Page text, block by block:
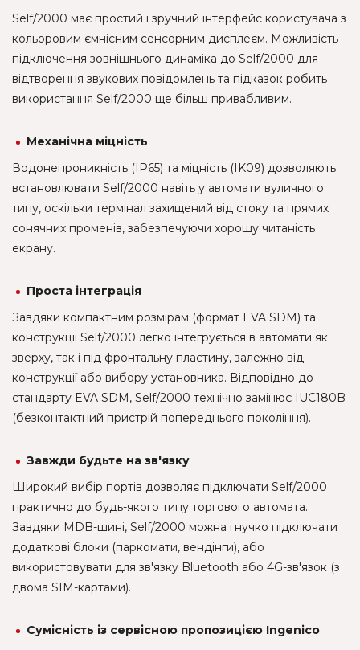
Self/2000 має простий і зручний інтерфейс користувача з
кольоровим ємнісним сенсорним дисплеєм. Можливість
підключення зовнішнього динаміка до Self/2000 для
відтворення звукових повідомлень та підказок робить
використання Self/2000 ще більш привабливим.
Механічна міцність
Водонепроникність (IP65) та міцність (IK09) дозволяють
встановлювати Self/2000 навіть у автомати вуличного
типу, оскільки термінал захищений від стоку та прямих
сонячних променів, забезпечуючи хорошу читаність
екрану.
Проста інтеграція
Завдяки компактним розмірам (формат EVA SDM) та
конструкції Self/2000 легко інтегрується в автомати як
зверху, так і під фронтальну пластину, залежно від
конструкції або вибору установника. Відповідно до
стандарту EVA SDM, Self/2000 технічно замінює IUC180B
(безконтактний пристрій попереднього покоління).
Завжди будьте на зв'язку
Широкий вибір портів дозволяє підключати Self/2000
практично до будь-якого типу торгового автомата.
Завдяки MDB-шині, Self/2000 можна гнучко підключати
додаткові блоки (паркомати, вендінги), або
використовувати для зв'язку Bluetooth або 4G-зв'язок (з
двома SIM-картами).
Сумісність із сервісною пропозицією Ingenico